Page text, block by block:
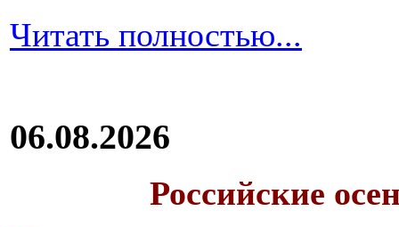
Читать полностью...
06.08.2026
Российские